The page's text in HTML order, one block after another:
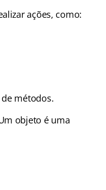
ações, como:
de métodos.
objeto é uma